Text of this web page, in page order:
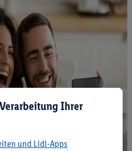
Ihrer
und Lidl-Apps